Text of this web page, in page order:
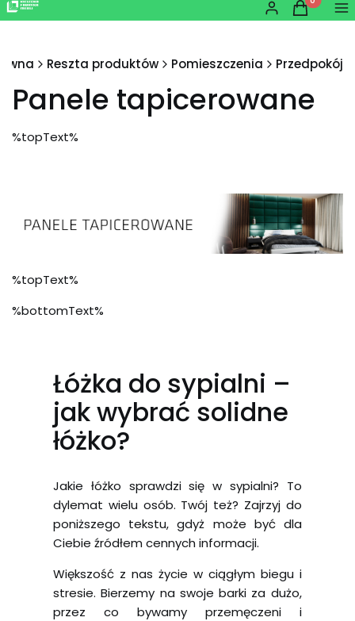
Zaloguj się
Produkty
Koszyk
Reszta produktów Pomieszczenia Przedpokój
Panele tapicerowane
%topText%
%topText%
%bottomText%
Łóżka do sypialni –
jak wybrać solidne
łóżko?
Jakie łóżko sprawdzi się w sypialni? To
dylemat wielu osób. Twój też? Zajrzyj do
poniższego tekstu, gdyż może być dla
Ciebie źródłem cennych informacji.
Większość z nas życie w ciągłym biegu i
stresie. Bierzemy na swoje barki za dużo,
przez co bywamy przemęczeni i